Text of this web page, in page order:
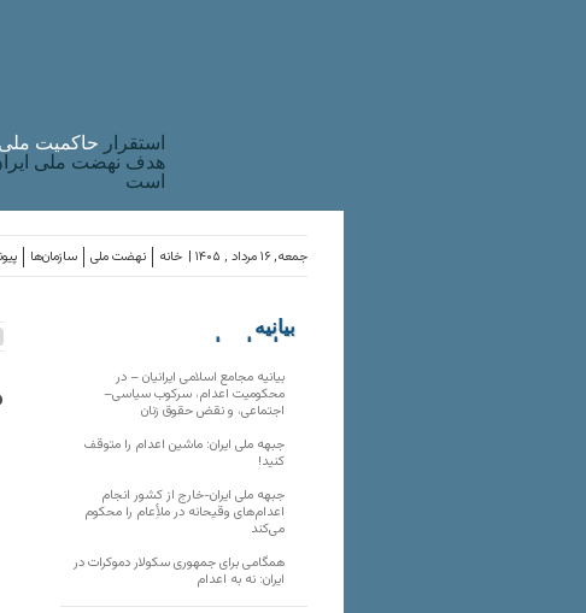
استقرار حاکميت ملی
هدف نهضت ملی
است
سازمان‌ها نهضت ملی خانه جمعه, ۱۶ مرداد , ۱۴۰۵ |
بیانیه
سازمان‌های
بیانیه مجامع اسلامی ایرانیان – در
محکومیت اعدام، سرکوب سیاسی–
اجتماعی، و نقض حقوق زنان
جبهه ملی ایران: ماشین اعدام را متوقف
کنید!
جبهه ملی ایران-خارج از کشور انجام
اعدام‌های وقیحانه در ملأِعام را محکوم
می‌کند
همگامی برای جمهوری سکولار دموکرات در
ایران: نه به اعدام